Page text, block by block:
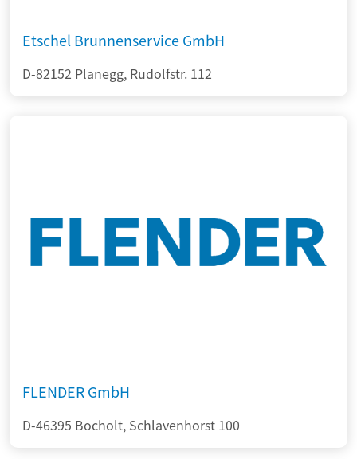
Etschel Brunnenservice GmbH
D-82152 Planegg, Rudolfstr. 112
FLENDER GmbH
D-46395 Bocholt, Schlavenhorst 100